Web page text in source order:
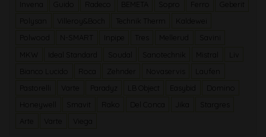
Invena
Radeco BEMETA Ferro
Geberit
Villeroy&Boch Technik Therm
Kaldewei
N-SMART Inpipe Tres Mellerud
MKW
Ideal Standard Sanotechnik Mistral
Bianco Lucido
Zehnder Novaservis
Laufen
Pastorelli
Varte LB Object
Honeywell
Smavit Del Conca
Stargres
Arte
Varte Viega